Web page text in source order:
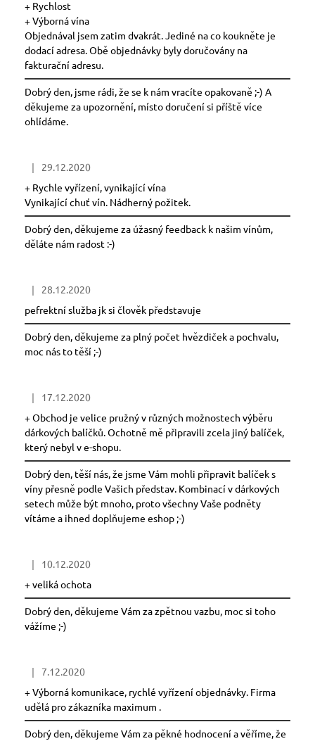
+ Rychlost
+ Výborná vína
Objednával jsem zatim dvakrát. Jediné na co koukněte je
dodací adresa. Obě objednávky byly doručovány na
fakturační adresu.
Dobrý den, jsme rádi, že se k nám vracíte opakovaně ;-) A
děkujeme za upozornění, místo doručení si příště více
ohlídáme.
Hodnocení obchodu je 5 z 5 hvězdiček.
|
29.12.2020
+ Rychle vyřízení, vynikající vína
Vynikající chuť vín. Nádherný požitek.
Dobrý den, děkujeme za úžasný feedback k našim vínům,
děláte nám radost :-)
Hodnocení obchodu je 5 z 5 hvězdiček.
|
28.12.2020
pefrektní služba jk si člověk představuje
Dobrý den, děkujeme za plný počet hvězdiček a pochvalu,
moc nás to těší ;-)
Hodnocení obchodu je 5 z 5 hvězdiček.
|
17.12.2020
+ Obchod je velice pružný v různých možnostech výběru
dárkových balíčků. Ochotně mě připravili zcela jiný balíček,
který nebyl v e-shopu.
Dobrý den, těší nás, že jsme Vám mohli připravit balíček s
víny přesně podle Vašich představ. Kombinací v dárkových
setech může být mnoho, proto všechny Vaše podněty
vítáme a ihned doplňujeme eshop ;-)
Hodnocení obchodu je 5 z 5 hvězdiček.
|
10.12.2020
+ veliká ochota
Dobrý den, děkujeme Vám za zpětnou vazbu, moc si toho
vážíme ;-)
Hodnocení obchodu je 5 z 5 hvězdiček.
|
7.12.2020
+ Výborná komunikace, rychlé vyřízení objednávky. Firma
udělá pro zákazníka maximum .
Dobrý den, děkujeme Vám za pěkné hodnocení a věříme, že